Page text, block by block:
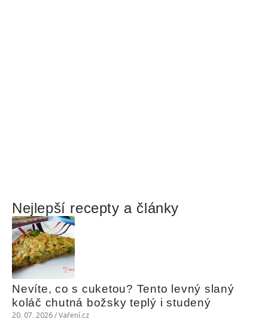
Nejlepší recepty a články
Nevíte, co s cuketou? Tento levný slaný
koláč chutná božsky teplý i studený
20. 07. 2026 / Vaření.cz